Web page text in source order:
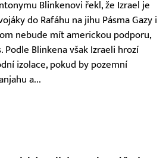
Blinkenovi řekl, že Izrael je
do Rafáhu na jihu Pásma Gazy i
nebude mít americkou podporu,
Podle Blinkena však Izraeli hrozí
izolace, pokud by pozemní
a...